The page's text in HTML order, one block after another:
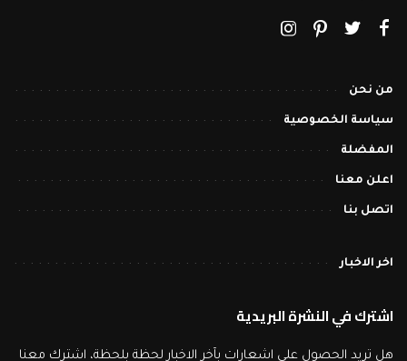
من نحن
سياسة الخصوصية
المفضلة
اعلن معنا
اتصل بنا
اخر الاخبار
اشترك في النشرة البريدية
هل تريد الحصول على اشعارات بآخر الاخبار لحظة بلحظة، اشترك معنا